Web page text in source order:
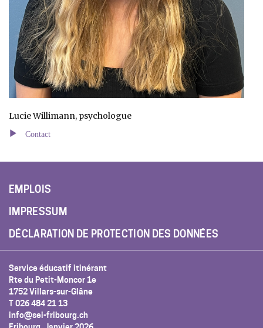
Lucie Willimann, psychologue
Contact
EMPLOIS
IMPRESSUM
DÉCLARATION DE PROTECTION DES DONNÉES
Service éducatif itinérant
Rte du Petit-Moncor 1e
1752 Villars-sur-Glâne
T 026 484 21 13
info@sei-fribourg.ch